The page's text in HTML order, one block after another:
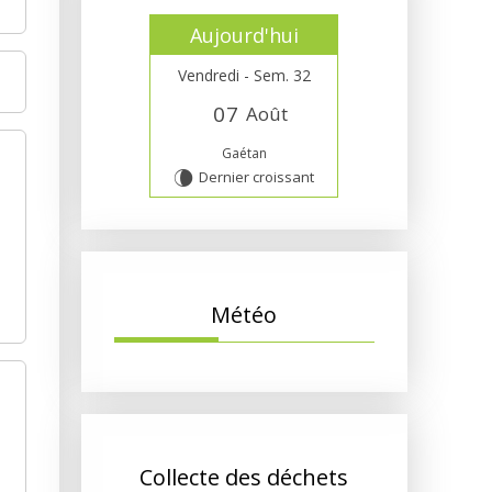
Aujourd'hui
Vendredi - Sem. 32
07 Août
Gaétan
V Dernier croissant
Météo
Collecte des déchets